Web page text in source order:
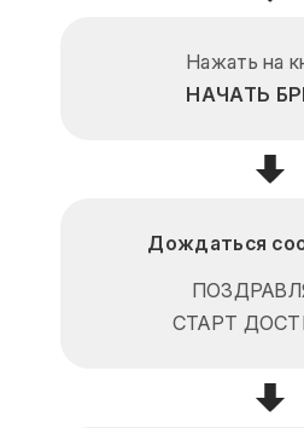
Нажать на
НАЧАТЬ
Дождаться
СТАРТ